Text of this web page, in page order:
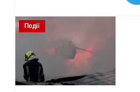
Події